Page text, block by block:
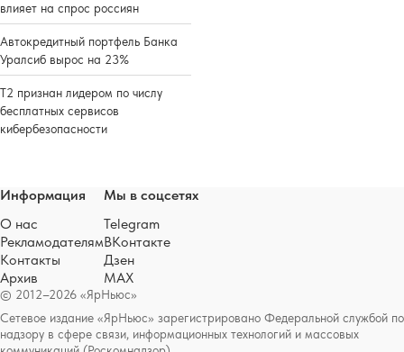
влияет на спрос россиян
Автокредитный портфель Банка
Уралсиб вырос на 23%
Т2 признан лидером по числу
бесплатных сервисов
кибербезопасности
© 2012–2026 «ЯрНьюс»
Сетевое издание «ЯрНьюс» зарегистрировано Федеральной службой по
надзору в сфере связи, информационных технологий и массовых
Информация
О нас
Рекламодателям
Контакты
Архив
Мы в соцсетях
Telegram
ВКонтакте
Дзен
MAX